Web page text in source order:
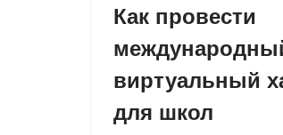
Как провести
виртуальный
для школ